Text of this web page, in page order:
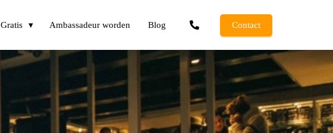
Gratis Ambassadeur worden Blog Contact